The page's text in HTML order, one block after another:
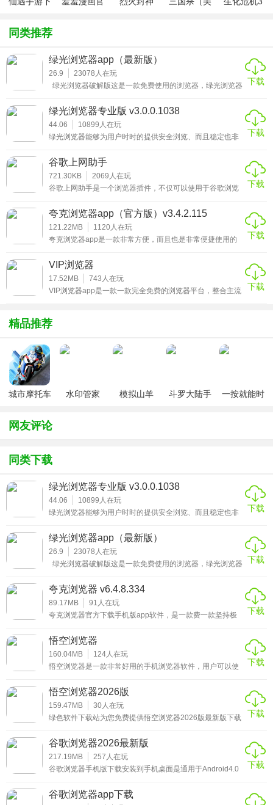
5、海外资讯：查阅海外留学信息、国外大学公开课及教学资
源，便于青少年学习国际学科知识、开阔视野看世界。丰富
的海外资源和信息，收发Gmail、hotmail，便于外贸、跨境
营销人士轻松办公，满足海外追星追剧、蓝光高清视频、二
投资等丰富需求。
6、线上客服：用户在使用过程中遇到任何困难或问题，请联
系绿光的专业客服团队获得帮助，将热情耐心地为您提供专
业的服务。
1、全球60多个国家一级地区5000多台服务器，覆盖的范围
2、用户使用的过程中若是出现一些困难和问题可以联系专业
的客服团队，为您提供专业的服务。
够放心的上网浏览。
V3.0.0.1038、每一个版本都是不错的体验。
5、互联网发展到今天、各种各样的格式文件、或是各种各样
的病毒文件，让我们上网经常遇到困难，下载这款浏览器
同类推荐
绿光浏览器app（最新版）
26.9 23078 人在玩
绿光浏览器破解版这是一款免费使用的浏览器，绿光浏览器
这款浏览器可以在线搜索各种的新闻资讯，还能看到一些优
秀地新闻资源、这款软件都可以通过资源的搜索进入你想看
的内容，无痕迹的浏览模式让你观看起来更加舒适，让你上
网更加的快速，体验不一样的上网感觉，
下载
绿光浏览器专业版 v3.0.0.1038
44.06 10899 人在玩
绿光浏览器能够为用户时时的提供安全浏览、而且稳定也非
一键开启极速的上网功能，可一键开启极速上网功能，网络
访问稳定不会出现断连，搜索功能十分的丰富，能够快捷的
查找需要的资源，还能为用户屏蔽所有的广告，给您带来极
速的上网体验，有需要朋友使用时，可以自由查看留学信
下载
谷歌上网助手
721.30KB 2069 人在玩
谷歌上网助手是一个浏览器插件，不仅可以使用于谷歌浏览
自动更新的问题，可以将网页的url转换成二维码，
下载
夸克浏览器app（官方版）v3.4.2.115
121.22MB 1120人在玩
夸克浏览器app是一款非常方便，而且也是非常便捷使用的
了，但还是延续早前的极简概念，虽然简洁，但是在功能上
一点也不逊色，比很多浏览器更好用，在新版的夸克浏览器
app中，用户一打开界面的第一感受就是设计风格简约，界
面清爽，而且夸克浏览器app内置多引擎，运用起来的速度
下载
VIP浏览器
17.52MB 743 人在玩
VIP浏览器app是一款一款完全免费的浏览器平台，整合主流
以直接看，也可以收藏视频，追逐电视剧变得容易。用户可
以通过软件进入任何一个视频网站，点击任何一个会员影片
下载
精品推荐
城市摩托车
水印管家
模拟山羊
斗罗大陆手
一按就能时
网友评论
同类下载
绿光浏览器专业版 v3.0.0.1038
44.06 10899 人在玩
绿光浏览器能够为用户时时的提供安全浏览、而且稳定也非
一键开启极速的上网功能，可一键开启极速上网功能，网络
访问稳定不会出现断连，搜索功能十分的丰富，能够快捷的
查找需要的资源，还能为用户屏蔽所有的广告，给您带来极
速的上网体验，有需要朋友使用时，可以自由查看留学信
下载
绿光浏览器app（最新版）
26.9 23078 人在玩
绿光浏览器破解版这是一款免费使用的浏览器，绿光浏览器
这款浏览器可以在线搜索各种的新闻资讯，还能看到一些优
秀地新闻资源、这款软件都可以通过资源的搜索进入你想看
的内容，无痕迹的浏览模式让你观看起来更加舒适，让你上
网更加的快速，体验不一样的上网感觉，
下载
夸克浏览器 v6.4.8.334
89.17MB 91 人在玩
夸克浏览器官方下载手机版app软件，是一款费一款坚持极
户全新的浏览体验，这款软件让你感受到了极致的视觉冲击
感，为用户带来了极致的使用体验，在这里可以感受到更多
的精彩内容。喜欢手机浏览器的用户可以来下载。
下载
悟空浏览器
160.04MB 124人在玩
悟空浏览器是一款非常好用的手机浏览器软件，用户可以使
网站，让用户在使用手机的时候更加的方便，用户还可以在
这里直接搜索手机中的网站，为你提供更加快速的搜索方
式，使用非常的方便，感兴趣的用户可以下载体验
下载
悟空浏览器2026版
159.47MB 30人在玩
绿色软件下载站为您免费提供悟空浏览器2026版最新版下载
动，在此活动中你可以通过看视频、看小说、看文章、签
到、邀请好友等方式来获得金币，并且只要当金币达到一定
的数额时，它就会自动转变为现金，然后你就可以将其提
现，十分的不错，基于个性化推荐算法，打造集免费小说、
下载
谷歌浏览器2026最新版
217.19MB 257 人在玩
谷歌浏览器手机版下载安装到手机桌面是通用于Android4.0
Chrome浏览器不仅在桌面设备上表现卓越，在Android手机
和平板电脑上也可让您畅享快速流畅的浏览体验。借助
下载
谷歌浏览器app下载